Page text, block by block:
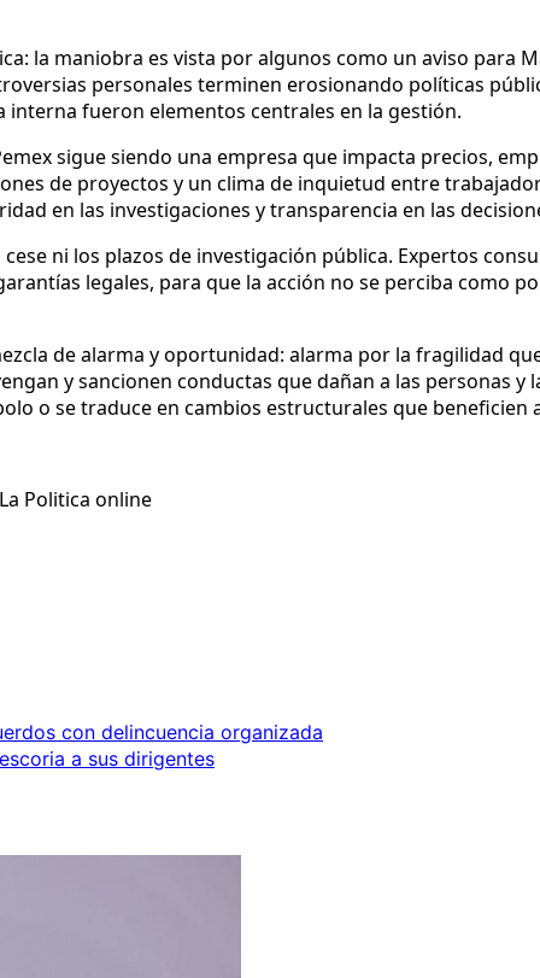
la maniobra es vista por algunos como un aviso para
personales terminen erosionando políticas
fueron elementos centrales en la gestión.
sigue siendo una empresa que impacta precios,
de proyectos y un clima de inquietud entre
en las investigaciones y transparencia en las
ni los plazos de investigación pública. Expertos
legales, para que la acción no se perciba como
de alarma y oportunidad: alarma por la fragilidad
y sancionen conductas que dañan a las personas y
o se traduce en cambios estructurales que beneficien
Politica online
con delincuencia organizada
a sus dirigentes